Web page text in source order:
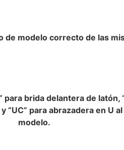
de modelo correcto de las
para brida delantera de latón,
“UC” para abrazadera en U
modelo.